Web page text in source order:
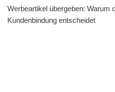
Werbeartikel übergeben: Warum
Kundenbindung entscheidet